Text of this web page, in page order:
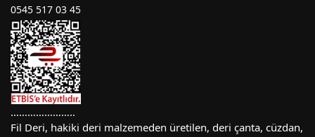
0545 517 03 45
…………………..
Fil Deri, hakiki deri malzemeden üretilen, deri çanta, cüzdan,